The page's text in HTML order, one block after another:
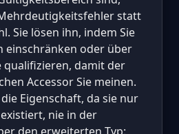
statt
Sie lösen ihn, indem Sie
einschränken oder über
qualifizieren, damit der
Accessor Sie meinen.
Eigenschaft, da sie nur
nie in der